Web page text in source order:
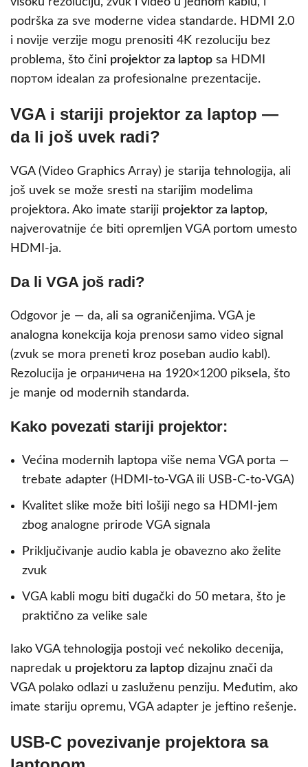
podrška za sve moderne videa standarde. HDMI 2.0
i novije verzije mogu prenositi 4K rezoluciju bez
problema, što čini projektor za laptop sa HDMI
портом idealan za profesionalne prezentacije.
VGA i stariji projektor za laptop —
da li još uvek radi?
VGA (Video Graphics Array) je starija tehnologija, ali
još uvek se može sresti na starijim modelima
projektora. Ako imate stariji projektor za laptop,
najverovatnije će biti opremljen VGA portom umesto
HDMI-ja.
Da li VGA još radi?
Odgovor je — da, ali sa ograničenjima. VGA je
analogna konekcija koja prenosи samo video signal
(zvuk se mora preneti kroz poseban audio kabl).
Rezolucija je ограничена на 1920×1200 piksela, što
je manje od modernih standarda.
Kako povezati stariji projektor:
Većina modernih laptopa više nema VGA porta —
trebate adapter (HDMI-to-VGA ili USB-C-to-VGA)
Kvalitet slike može biti lošiji nego sa HDMI-jem
zbog analogne prirode VGA signala
Priključivanje audio kabla je obavezno ako želite
zvuk
VGA kabli mogu biti dugački do 50 metara, što je
praktično za velike sale
Iako VGA tehnologija postoji već nekoliko decenija,
napredak u projektoru za laptop dizajnu znači da
VGA polako odlazi u zasluženu penziju. Međutim, ako
imate stariju opremu, VGA adapter je jeftino rešenje.
USB-C povezivanje projektora sa